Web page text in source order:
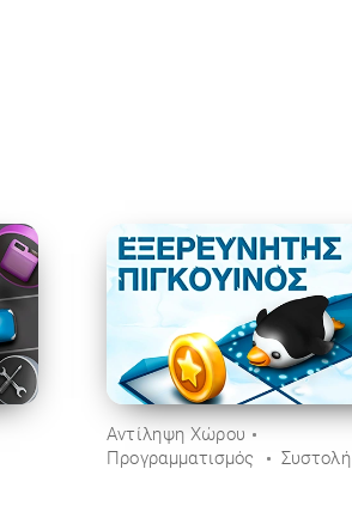
Αντίληψη Χώρου
Προγραμματισμός
Συστολή